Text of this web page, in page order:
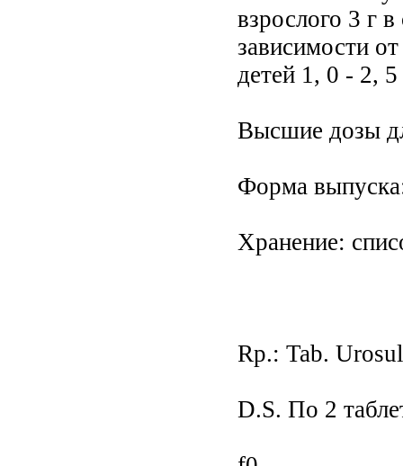
взрослого 3 г
зависимости
детей 1, 0 - 2,
Высшие дозы
Форма
Хранение:
Rp.: Tab.
D.S. По 2